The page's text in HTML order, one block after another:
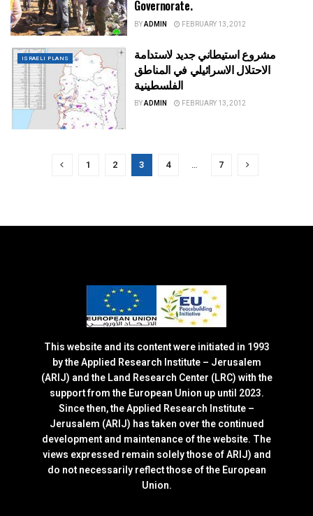
Governorate.
BYADMIN FEBRUARY 13, 2012
ISRAELI PLANS
مشروع استيطاني جديد لاستدامة
الاحتلال الاسرائيلي في المناطق
الفلسطينية
BYADMIN FEBRUARY 13, 2012
1 2 3 4 … 7
This website and its content were initiated in 1993
by the Applied Research Institute – Jerusalem
(ARIJ) and the Land Research Center (LRC) with the
support from the European Union up until 2023.
Since then, the Applied Research Institute –
Jerusalem (ARIJ) has taken over the continued
development and maintenance of the website. The
views expressed remain solely those of ARIJ) and
do not necessarily reflect those of the European
Union.